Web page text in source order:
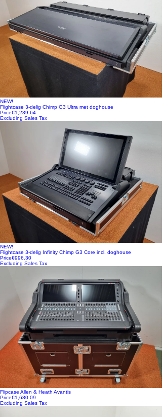
NEW!
Flightcase 3-delig Chimp G3 Ultra met doghouse
Price€1,239.64
Excluding Sales Tax
NEW!
Flightcase 3-delig Infinity Chimp G3 Core incl. doghouse
Price€996.30
Excluding Sales Tax
Flipcase Allen & Heath Avantis
Price€1,680.09
Excluding Sales Tax